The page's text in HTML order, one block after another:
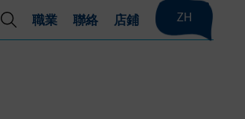
職業 聯絡 店鋪 ZH